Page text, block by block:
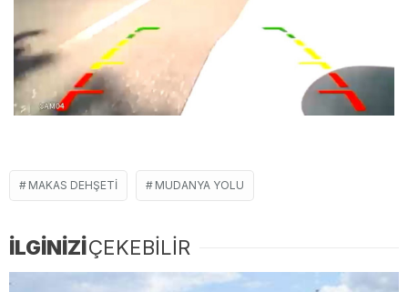
MAKAS DEHŞETI MUDANYA YOLU
İLGİNİZİÇEKEBİLİR